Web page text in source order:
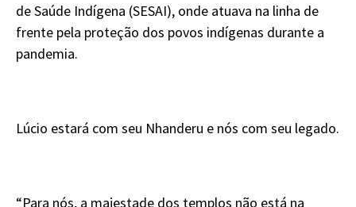
de Saúde Indígena (SESAI), onde atuava na linha de
frente pela proteção dos povos indígenas durante a
pandemia.
Lúcio estará com seu Nhanderu e nós com seu legado.
“Para nós, a majestade dos templos não está na